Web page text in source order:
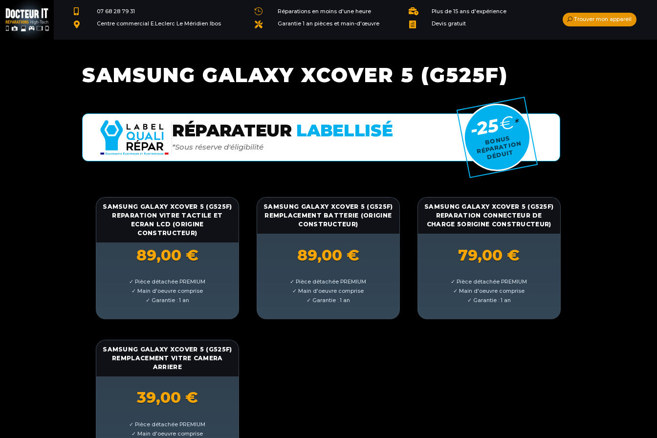
 07 68 28 79 31
 Centre commercial E.Leclerc Le Méridien Ibos
 Réparations en moins d'une heure
 Garantie 1 an pièces et main-d'œuvre
 Plus de 15 ans d'expérience
 Devis gratuit
Trouver mon appareil
SAMSUNG GALAXY ​XCOVER 5 (G525F)
RÉPARATEUR LABELLISÉ
*Sous réserve d'éligibilité
-25€*
BONUS
RÉPARA
TI
O
N
DÉ
D
UI
T
SAMSUNG GALAXY XCOVER 5 (G525F)
REPARATION VITRE TACTILE ET
ECRAN LCD (ORIGINE
CONSTRUCTEUR)
89,00 €
SAMSUNG GALAXY XCOVER 5 (G525F)
REMPLACEMENT BATTERIE (ORIGINE
CONSTRUCTEUR)
89,00 €
SAMSUNG GALAXY XCOVER 5 (G525F)
REPARATION CONNECTEUR DE
CHARGE 5ORIGINE CONSTRUCTEUR)
79,00 €
SAMSUNG GALAXY XCOVER 5 (G525F)
REMPLACEMENT VITRE CAMERA
ARRIERE
39,00 €